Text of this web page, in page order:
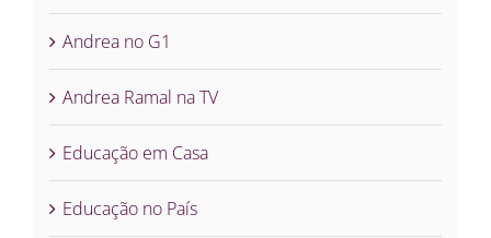
Andrea no G1
Andrea Ramal na TV
Educação em Casa
Educação no País